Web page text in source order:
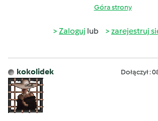
Góra strony
Zaloguj lub zarejestruj
kokolidek Dołączył :